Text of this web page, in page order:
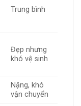
Trung bình
Đẹp nhưng
khó vệ sinh
Nặng, khó
vận chuyển